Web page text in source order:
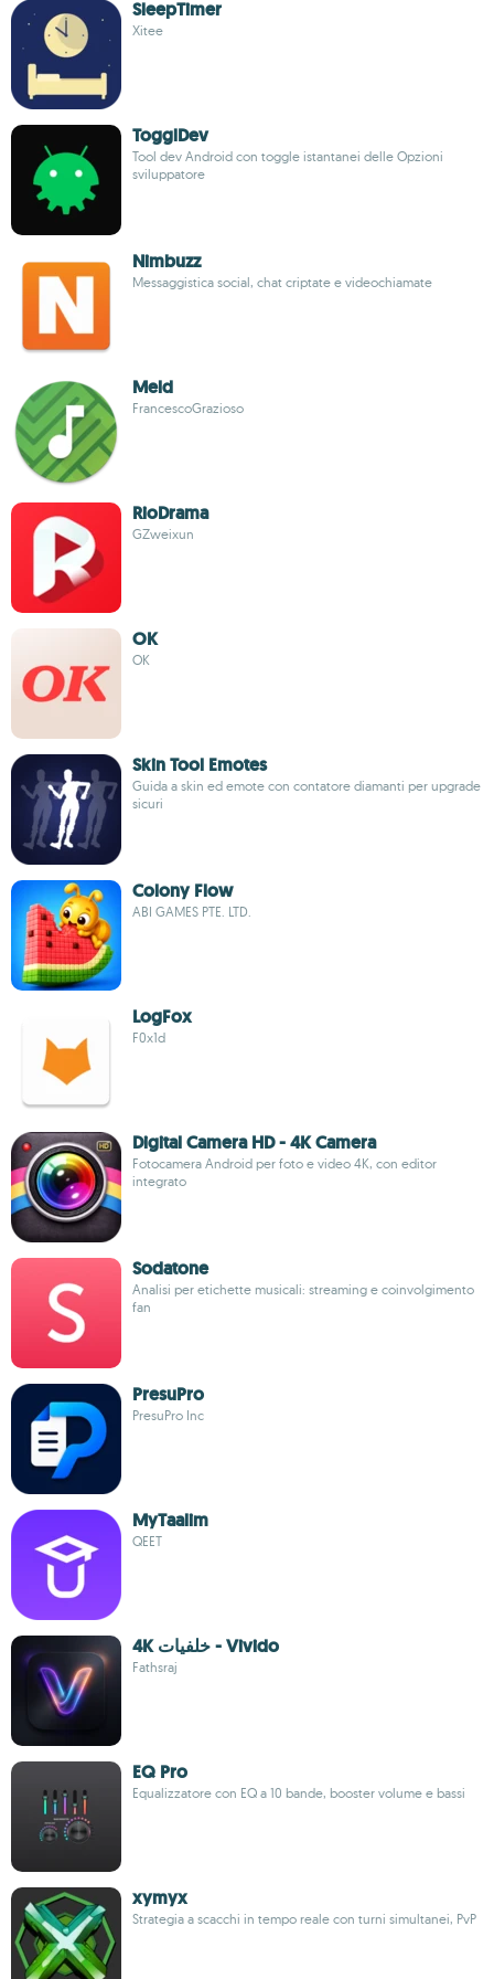
SleepTimer
Xitee
TogglDev
Tool dev Android con toggle istantanei delle Opzioni
sviluppatore
Nimbuzz
Messaggistica social, chat criptate e videochiamate
Meld
FrancescoGrazioso
RioDrama
GZweixun
OK
OK
Skin Tool Emotes
Guida a skin ed emote con contatore diamanti per upgrade
sicuri
Colony Flow
ABI GAMES PTE. LTD.
LogFox
F0x1d
Digital Camera HD - 4K Camera
Fotocamera Android per foto e video 4K, con editor
integrato
Sodatone
Analisi per etichette musicali: streaming e coinvolgimento
fan
PresuPro
PresuPro Inc
MyTaalim
QEET
4K خلفيات - Vivido
Fathsraj
EQ Pro
Equalizzatore con EQ a 10 bande, booster volume e bassi
xymyx
Strategia a scacchi in tempo reale con turni simultanei, PvP